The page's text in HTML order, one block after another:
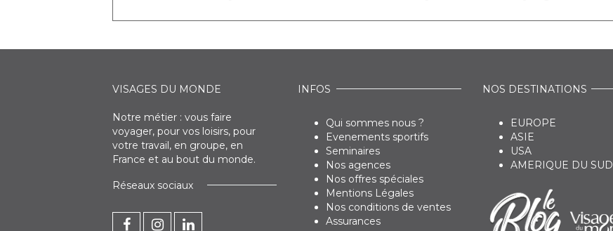
VISAGES DU MONDE
Notre métier : vous faire
voyager, pour vos loisirs, pour
votre travail, en groupe, en
France et au bout du monde.
Réseaux sociaux
INFOS
Qui sommes nous ?
Evenements sportifs
Seminaires
Nos agences
Nos offres spéciales
Mentions Légales
Nos conditions de ventes
Assurances
NOS DESTINATIONS
EUROPE
ASIE
USA
AMERIQUE DU SUD